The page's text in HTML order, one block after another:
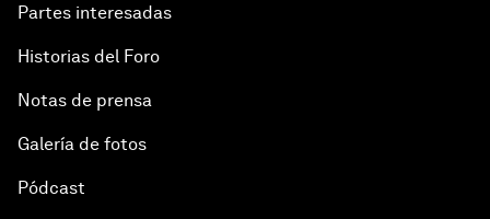
Partes interesadas
Historias del Foro
Notas de prensa
Galería de fotos
Pódcast